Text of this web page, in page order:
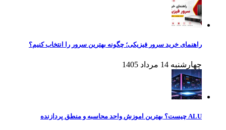
راهنمای خرید سرور فیزیکی؛ چگونه بهترین سرور را انتخاب کنیم؟
چهارشنبه 14 مرداد 1405
ALU چیست؟ بهترین اموزش واحد محاسبه و منطق پردازنده